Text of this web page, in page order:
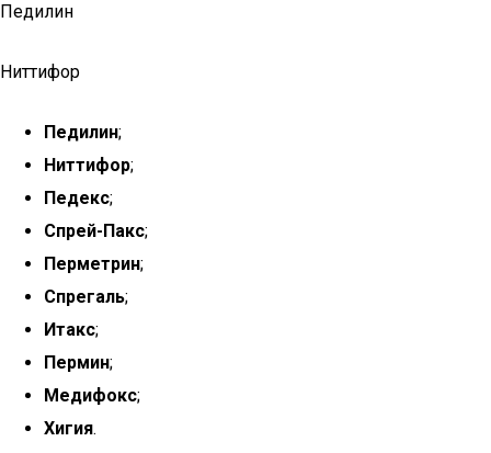
Педилин
Ниттифор
Педилин;
Ниттифор;
Педекс;
Спрей-Пакс;
Перметрин;
Спрегаль;
Итакс;
Пермин;
Медифокс;
Хигия.